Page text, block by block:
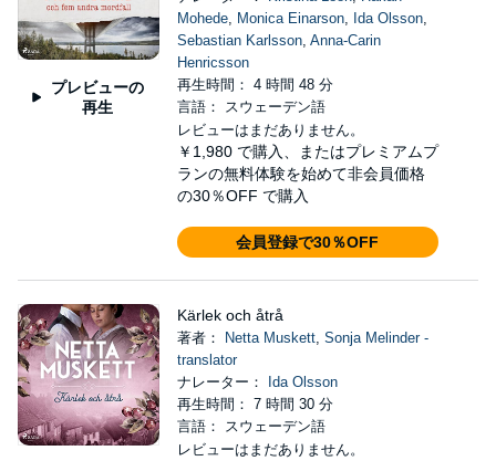
プレビューの
再生
Mohede, Monica Einarson, Ida Olsson,
Sebastian Karlsson, Anna-Carin
Henricsson
再生時間： 4 時間 48 分
言語： スウェーデン語
レビューはまだありません。
￥1,980 で購入、またはプレミアムプ
ランの無料体験を始めて非会員価格
の30％OFF で購入
会員登録で30％OFF
Kärlek och åtrå
著者： Netta Muskett, Sonja Melinder -
translator
ナレーター：
Ida Olsson
再生時間： 7 時間 30 分
言語： スウェーデン語
レビューはまだありません。